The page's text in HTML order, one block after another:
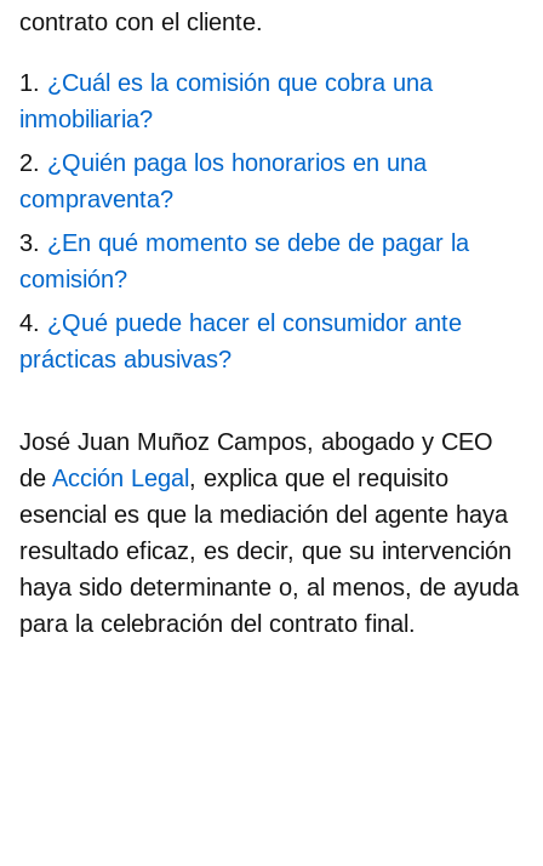
contrato con el cliente.
¿Cuál es la comisión que cobra una
inmobiliaria?
¿Quién paga los honorarios en una
compraventa?
¿En qué momento se debe de pagar la
comisión?
¿Qué puede hacer el consumidor ante
prácticas abusivas?
José Juan Muñoz Campos, abogado y CEO
de Acción Legal, explica que el requisito
esencial es que la mediación del agente haya
resultado eficaz, es decir, que su intervención
haya sido determinante o, al menos, de ayuda
para la celebración del contrato final.